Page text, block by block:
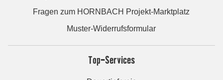
Fragen zum HORNBACH Projekt-Marktplatz
Muster-Widerrufsformular
Top-Services